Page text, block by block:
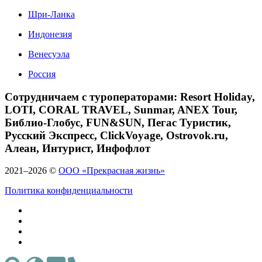
Шри-Ланка
Индонезия
Венесуэла
Россия
Сотрудничаем с туроператорами: Resort Holiday,
LOTI, CORAL TRAVEL, Sunmar, ANEX Tour,
Библио-Глобус, FUN&SUN, Пегас Туристик,
Русский Экспресс, ClickVoyage, Ostrovok.ru,
Алеан, Интурист, Инфофлот
2021–2026 © ООО «Прекрасная жизнь»
Политика конфиденциальности